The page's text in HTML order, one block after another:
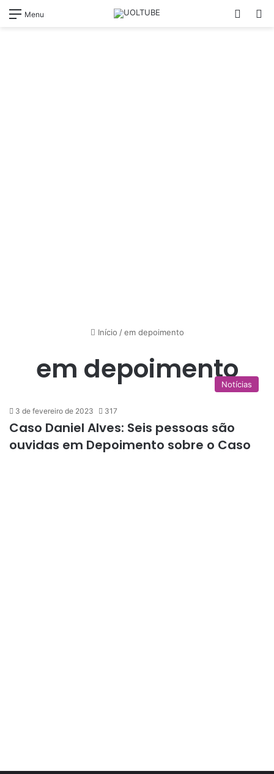
Menu
Início / em depoimento
em depoimento
Notícias
3 de fevereiro de 2023 317
Caso Daniel Alves: Seis pessoas são
ouvidas em Depoimento sobre o Caso